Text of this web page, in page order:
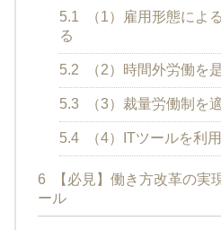
5.1
（1）雇用形態によ
る
5.2 （2）時間外労働を
5.3 （3）裁量労働制を
5.4 （4）ITツールを利
6
【必見】働き方改革の実
ール